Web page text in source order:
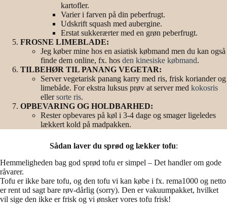
kartofler.
Varier i farven på din peberfrugt.
Udskrift squash med aubergine.
Erstat sukkerærter med en grøn peberfrugt.
FROSNE LIMEBLADE:
Jeg køber mine hos en asiatisk købmand men du kan også
finde dem online, fx. hos den kinesiske købmand.
TILBEHØR TIL PANANG VEGETAR:
Server vegetarisk panang karry med ris, frisk koriander og
limebåde. For ekstra luksus prøv at server med kokosris
ellersorte ris.
OPBEVARING OG HOLDBARHED:
Rester opbevares på køl i 3-4 dage og smager ligeledes
lækkert kold på madpakken.
Sådan laver du sprød og lækker tofu:
Hemmeligheden bag god sprød tofu er simpel – Det handler om gode
råvarer.
Tofu er ikke bare tofu, og den tofu vi kan købe i fx. rema1000 og netto
er rent ud sagt bare røv-dårlig (sorry). Den er vakuumpakket, hvilket
vil sige den ikke er frisk og vi ønsker vores tofu frisk!